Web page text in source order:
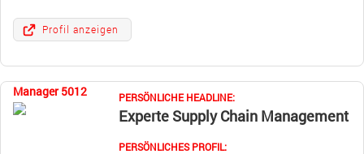
Profil anzeigen
Manager 5012 PERSÖNLICHE HEADLINE:
Experte Supply Chain Management
PERSÖNLICHES PROFIL: